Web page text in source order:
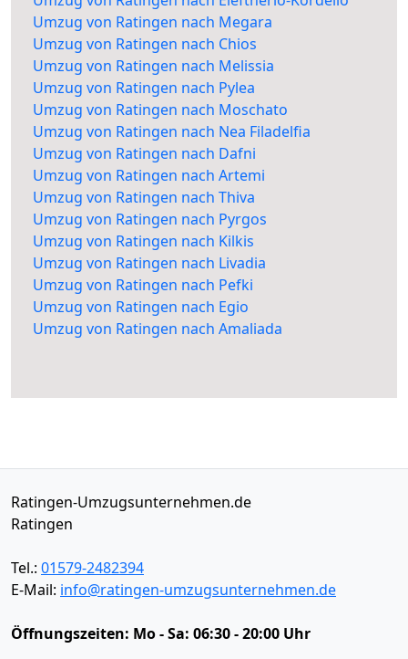
Umzug von Ratingen nach Megara
Umzug von Ratingen nach Chios
Umzug von Ratingen nach Melissia
Umzug von Ratingen nach Pylea
Umzug von Ratingen nach Moschato
Umzug von Ratingen nach Nea Filadelfia
Umzug von Ratingen nach Dafni
Umzug von Ratingen nach Artemi
Umzug von Ratingen nach Thiva
Umzug von Ratingen nach Pyrgos
Umzug von Ratingen nach Kilkis
Umzug von Ratingen nach Livadia
Umzug von Ratingen nach Pefki
Umzug von Ratingen nach Egio
Umzug von Ratingen nach Amaliada
Ratingen-Umzugsunternehmen.de
Ratingen
Tel.: 01579-2482394
E-Mail: info@ratingen-umzugsunternehmen.de
Öffnungszeiten: Mo - Sa: 06:30 - 20:00 Uhr